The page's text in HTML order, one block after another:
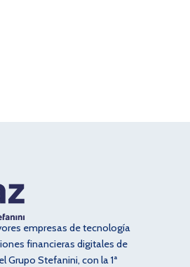
empresas de tecnología
financieras digitales de
Grupo Stefanini, con la 1ª